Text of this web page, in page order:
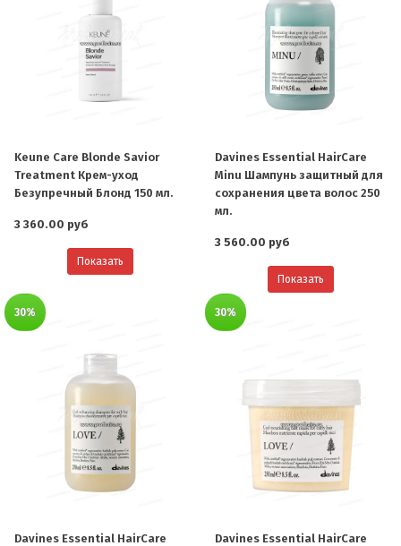
Keune Care Blonde Savior
Treatment Крем-уход
Безупречный Блонд 150 мл.
3 360.00 руб
Показать
Davines Essential HairCare
Minu Шампунь защитный для
сохранения цвета волос 250
мл.
3 560.00 руб
Показать
30%
Davines Essential HairCare
30%
Davines Essential HairCare